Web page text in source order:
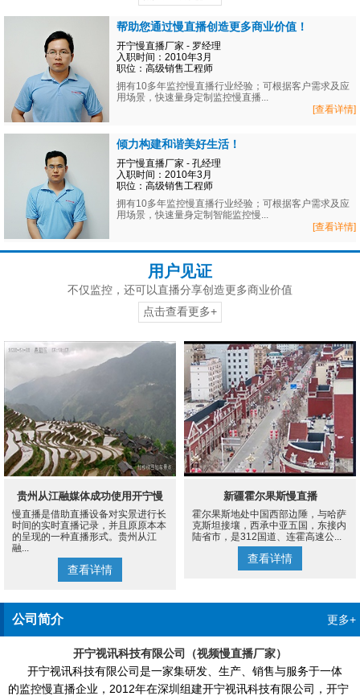
帮助您通过慢直播创造更多商业价值！
开宁慢直播厂家 - 罗经理
入职时间：2010年3月
职位：高级销售工程师
拥有10多年监控慢直播行业经验；可根据客户需求及应
用场景，快速量身定制监控慢直播...
[查看详情]
倾力构建和谐美好生活！
开宁慢直播厂家 - 孔经理
入职时间：2010年3月
职位：高级销售工程师
拥有10多年监控慢直播行业经验；可根据客户需求及应
用场景，快速量身定制智能监控慢...
[查看详情]
用户见证
不仅监控，还可以直播分享创造更多商业价值
点击查看更多+
贵州从江融媒体成功使用开宁慢
直播设备案例
慢直播是借助直播设备对实景进行长
时间的实时直播记录，并且原原本本
的呈现的一种直播形式。贵州从江
融...
查看详情
新疆霍尔果斯慢直播
霍尔果斯地处中国西部边陲，与哈萨
克斯坦接壤，西承中亚五国，东接内
陆省市，是312国道、连霍高速公...
查看详情
公司简介 更多+
开宁视讯科技有限公司（视频慢直播厂家）
开宁视讯科技有限公司是一家集研发、生产、销售与服务于一体
的监控慢直播企业，2012年在深圳组建开宁视讯科技有限公司，开宁